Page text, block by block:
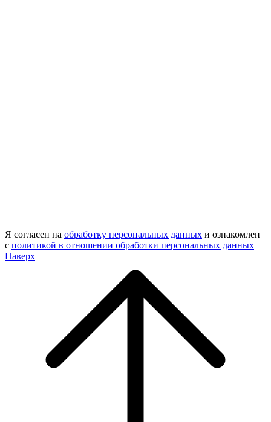
Я согласен на обработку персональных данных и ознакомлен
с политикой в отношении обработки персональных данных
Наверх